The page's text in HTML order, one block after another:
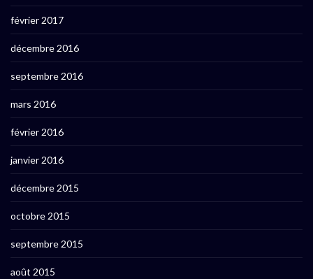
février 2017
décembre 2016
septembre 2016
mars 2016
février 2016
janvier 2016
décembre 2015
octobre 2015
septembre 2015
août 2015